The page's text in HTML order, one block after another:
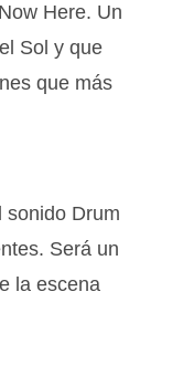
Here. Un
Sol y que
que más
sonido Drum
Será un
la escena